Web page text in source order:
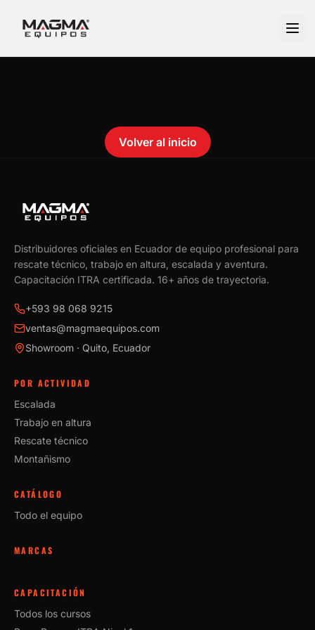
Volver al inicio
Distribuidores oficiales en Ecuador de equipo profesional para
rescate técnico, trabajo en altura, escalada y aventura.
Capacitación ITRA certificada. 16+ años de trayectoria.
+593 98 068 9215
ventas@magmaequipos.com
Showroom · Quito, Ecuador
POR ACTIVIDAD
Escalada
Trabajo en altura
Rescate técnico
Montañismo
CATÁLOGO
Todo el equipo
MARCAS
CAPACITACIÓN
Todos los cursos